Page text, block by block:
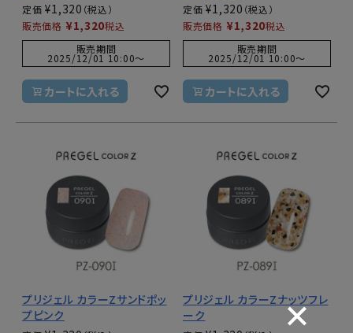
定価 ¥1,320
販売価格 ¥1,320税込
販売期間
2025/12/01 10:00〜
カートに入れる
定価 ¥1,320
販売価格 ¥1,320税込
販売期間
2025/12/01 10:00〜
カートに入れる
プリジェル カラーZサンドポッ
プピンク
プリジェル カラーZナッツフレ
ーク